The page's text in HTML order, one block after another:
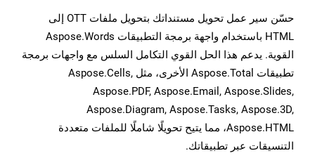
حسّن سير عمل تحويل مستنداتك بتحويل ملفات OTT إلى
HTML باستخدام واجهة برمجة التطبيقات Aspose.Words
القوية. يدعم هذا الحل القوي التكامل السلس مع واجهات برمجة
تطبيقات Aspose.Total الأخرى، مثل Aspose.Cells,
Aspose.PDF, Aspose.Email, Aspose.Slides,
Aspose.Diagram, Aspose.Tasks, Aspose.3D,
Aspose.HTML، مما يتيح تحويلًا شاملًا للملفات متعددة
التنسيقات عبر تطبيقاتك.